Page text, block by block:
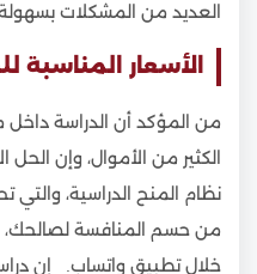
العديد من المشكلات
الأسعار المناسبة
من المؤكد أن الدراسة داخل
الكثير من الأموال، وإن
نظام المنح الدراسية، والتي
من حسم المنافسة لصالحك،
خلال تطبيق واتساب. إن